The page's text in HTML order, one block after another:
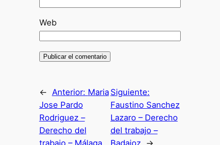
Web
← Anterior: Maria
Jose Pardo
Rodriguez –
Derecho del
Siguiente:
Faustino Sanchez
Lazaro – Derecho
del trabajo –